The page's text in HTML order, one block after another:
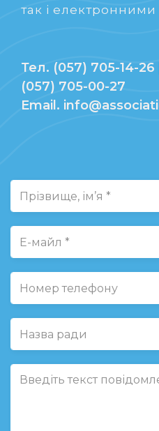
так і
Тел. (057) 705-14-26
(057) 705-00-27
Email.